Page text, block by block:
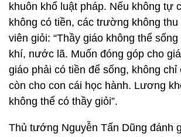
khuôn khổ luật pháp. Nếu không tự
không có tiền, các trường không
viên giỏi: “Thầy giáo không thể
khí, nước lã. Muốn đóng góp cho
giáo phải có tiền để sống, không chỉ
còn cho con cái học hành. Lương
không thể có thầy giỏi”.
Thủ tướng Nguyễn Tấn Dũng đánh